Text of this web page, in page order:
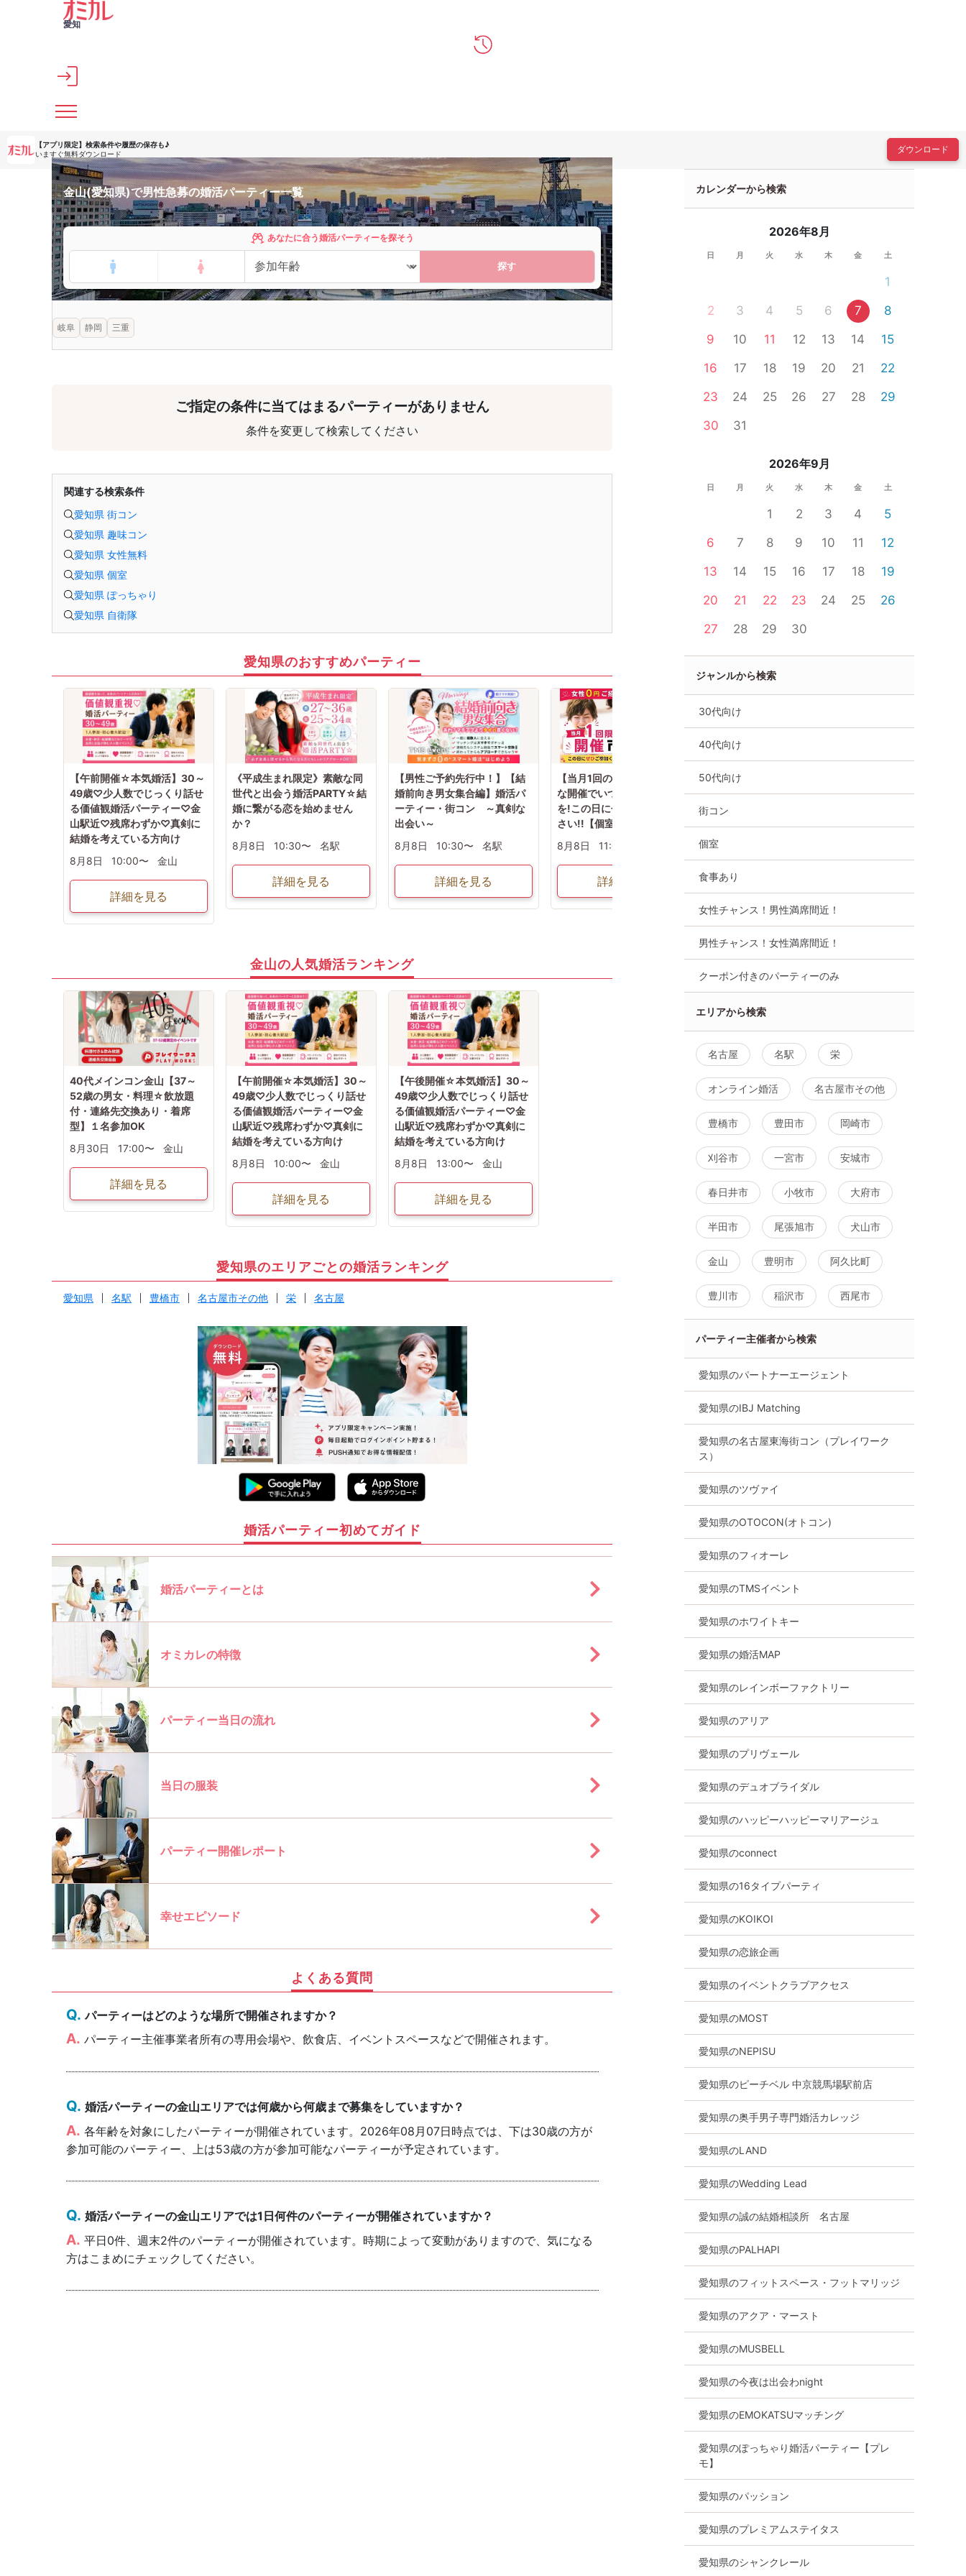
メインコンテンツへスキップ
愛知
【アプリ限定】 検索条件や履歴の保存も♪
いますぐ無料ダウンロード
ダウンロード
金山(愛知県)で男性急募の婚活パーティー一覧
あなたに合う婚活パーティーを探そう
探す
岐阜 静岡 三重
ご指定の条件に当てはまるパーティーがありません
条件を変更して検索してください
関連する検索条件
愛知県 街コン
愛知県 趣味コン
愛知県 女性無料
愛知県 個室
愛知県 ぽっちゃり
愛知県 自衛隊
愛知県のおすすめパーティー
【午前開催☆本気婚活】30～
49歳♡少人数でじっくり話せ
る価値観婚活パーティー♡金
山駅近♡残席わずか♡真剣に
結婚を考えている方向け
8月8日
10:00〜 金山
詳細を見る
《平成生まれ限定》素敵な同
世代と出会う婚活PARTY☆結
婚に繋がる恋を始めません
か？
8月8日
10:30〜 名駅
詳細を見る
【男性ご予約先行中！】【結
婚前向き男女集合編】婚活パ
ーティー・街コン ～真剣な
出会い～
8月8日
10:30〜 名駅
詳細を見る
【当月1回のみ/豊田市】希少
な開催でいつもと違う出会い
を!この日にぜひお集まりくだ
さい!!【個室Style】
8月8日
11:00〜
詳細を見る
【初めての方限定】結婚に前
向きな誠実男性と出会える安
心婚活Party♪
8月8日
11:00〜 名駅
があるコーヒーが
8月8日
金山の人気婚活ランキング
40代メインコン金山【37～
52歳の男女・料理☆飲放題
付・連絡先交換あり・着席
型】１名参加OK
8月30日
17:00〜 金山
詳細を見る
【午前開催☆本気婚活】30～
49歳♡少人数でじっくり話せ
る価値観婚活パーティー♡金
山駅近♡残席わずか♡真剣に
結婚を考えている方向け
8月8日
10:00〜 金山
詳細を見る
【午後開催☆本気婚活】30～
49歳♡少人数でじっくり話せ
る価値観婚活パーティー♡金
山駅近♡残席わずか♡真剣に
結婚を考えている方向け
8月8日
13:00〜 金山
詳細を見る
愛知県のエリアごとの婚活ランキング
愛知県 名駅 豊橋市 名古屋市その他 栄 名古屋
婚活パーティー初めてガイド
婚活パーティーとは
オミカレの特徴
パーティー当日の流れ
当日の服装
パーティー開催レポート
幸せエピソード
よくある質問
パーティーはどのような場所で開催されますか？
パーティー主催事業者所有の専用会場や、飲食店、イベントスペースなどで開催されます。
婚活パーティーの金山エリアでは何歳から何歳まで募集をしていますか？
各年齢を対象にしたパーティーが開催されています。2026年08月07日時点では、下は30歳の方が
参加可能のパーティー、上は53歳の方が参加可能なパーティーが予定されています。
婚活パーティーの金山エリアでは1日何件のパーティーが開催されていますか？
平日0件、週末2件のパーティーが開催されています。時期によって変動がありますので、気になる
方はこまめにチェックしてください。
カレンダーから検索
2026年8月
日 月 火 水 木 金 土
1
2
3 4 5 6 7
8
9
10 11 12 13 14
15
16
17 18 19 20 21
22
23
24 25 26 27 28
29
30
31
2026年9月
日 月 火 水 木 金 土
1 2 3 4
5
6
7 8 9 10 11
12
13
14 15 16 17 18
19
20
21 22 23 24 25
26
27
28 29 30
ジャンルから検索
30代向け
40代向け
50代向け
街コン
個室
食事あり
女性チャンス！男性満席間近！
男性チャンス！女性満席間近！
クーポン付きのパーティーのみ
エリアから検索
名古屋 名駅 栄
オンライン婚活 名古屋市その他
豊橋市 豊田市 岡崎市
刈谷市 一宮市 安城市
春日井市 小牧市 大府市
半田市 尾張旭市 犬山市
金山 豊明市 阿久比町
豊川市 稲沢市 西尾市
パーティー主催者から検索
愛知県のパートナーエージェント
愛知県のIBJ Matching
愛知県の名古屋東海街コン（プレイワーク
ス）
愛知県のツヴァイ
愛知県のOTOCON(オトコン)
愛知県のフィオーレ
愛知県のTMSイベント
愛知県のホワイトキー
愛知県の婚活MAP
愛知県のレインボーファクトリー
愛知県のアリア
愛知県のプリヴェール
愛知県のデュオブライダル
愛知県のハッピーハッピーマリアージュ
愛知県のconnect
愛知県の16タイプパーティ
愛知県のKOIKOI
愛知県の恋旅企画
愛知県のイベントクラブアクセス
愛知県のMOST
愛知県のNEPISU
愛知県のピーチベル 中京競馬場駅前店
愛知県の奥手男子専門婚活カレッジ
愛知県のLAND
愛知県のWedding Lead
愛知県の誠の結婚相談所 名古屋
愛知県のPALHAPI
愛知県のフィットスペース・フットマリッジ
愛知県のアクア・マースト
愛知県のMUSBELL
愛知県の今夜は出会わnight
愛知県のEMOKATSUマッチング
愛知県のぽっちゃり婚活パーティー【プレ
モ】
愛知県のパッション
愛知県のプレミアムステイタス
愛知県のシャンクレール